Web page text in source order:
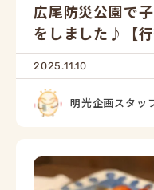
広尾防災公園で
をしました♪【行
2025.11.10
明光企画スタッ